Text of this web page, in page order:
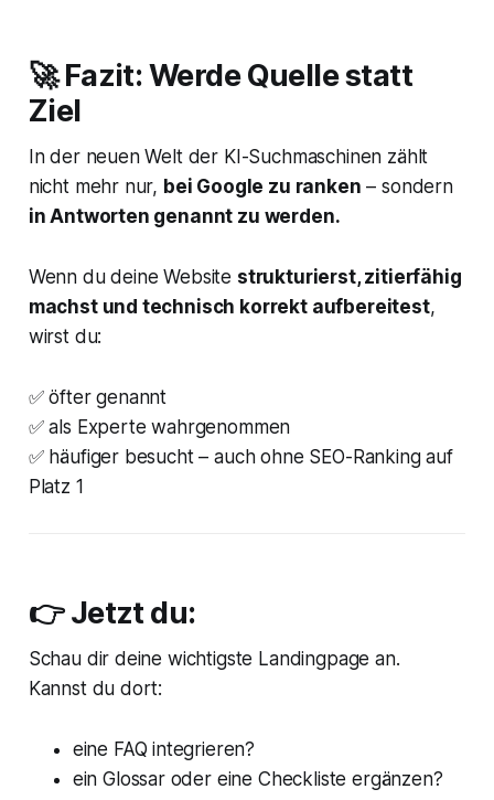
🚀 Fazit: Werde Quelle statt
Ziel
In der neuen Welt der KI-Suchmaschinen zählt
nicht mehr nur, bei Google zu ranken – sondern
in Antworten genannt zu werden.
Wenn du deine Website strukturierst, zitierfähig
machst und technisch korrekt aufbereitest,
wirst du:
✅ öfter genannt
✅ als Experte wahrgenommen
✅ häufiger besucht – auch ohne SEO-Ranking auf
Platz 1
👉 Jetzt du:
Schau dir deine wichtigste Landingpage an.
Kannst du dort:
eine FAQ integrieren?
ein Glossar oder eine Checkliste ergänzen?